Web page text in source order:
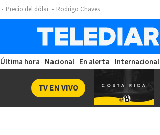
Precio del dólar Rodrigo Chaves
Última hora Nacional En alerta Internacional
TV EN VIVO